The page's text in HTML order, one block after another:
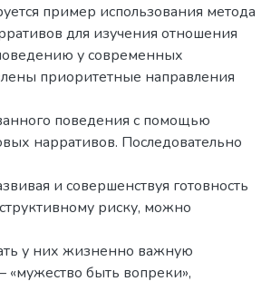
пример использования метода
для изучения отношения
у современных
приоритетные направления
поведения с помощью
нарративов. Последовательно
и совершенствуя готовность
риску, можно
у них жизненно важную
«мужество быть вопреки»,